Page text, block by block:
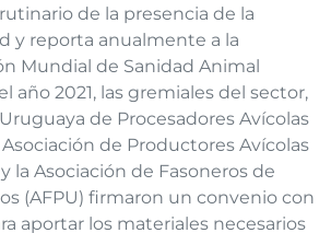
de la presencia de la
y reporta anualmente a la
Mundial de Sanidad Animal
año 2021, las gremiales del sector,
Uruguaya de Procesadores Avícolas
Asociación de Productores Avícolas
la Asociación de Fasoneros de
(AFPU) firmaron un convenio con
aportar los materiales necesarios